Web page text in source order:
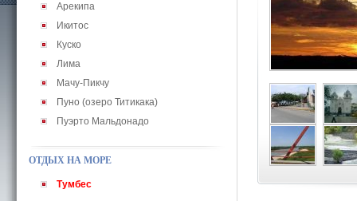
Арекипа
Икитос
Куско
Лима
Мачу-Пикчу
Пуно (озеро Титикака)
Пуэрто Мальдонадо
ОТДЫХ НА МОРЕ
Тумбес